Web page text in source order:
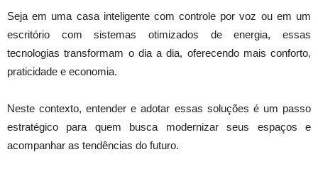
Seja em uma casa inteligente com controle por voz ou em um
escritório com sistemas otimizados de energia, essas
tecnologias transformam o dia a dia, oferecendo mais conforto,
praticidade e economia.
Neste contexto, entender e adotar essas soluções é um passo
estratégico para quem busca modernizar seus espaços e
acompanhar as tendências do futuro.